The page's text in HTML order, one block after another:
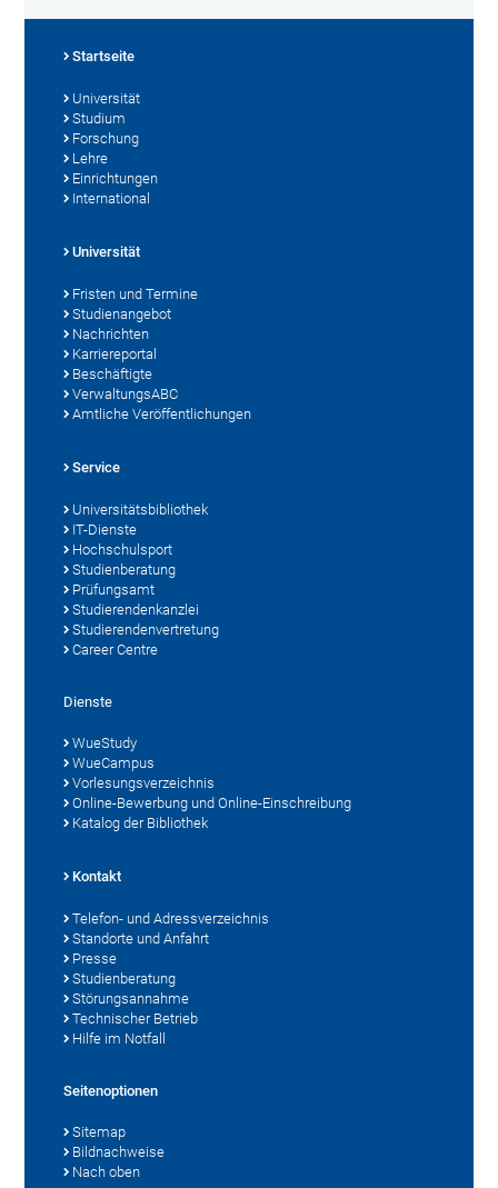
Startseite
Universität
Studium
Forschung
Lehre
Einrichtungen
International
Universität
Fristen und Termine
Studienangebot
Nachrichten
Karriereportal
Beschäftigte
VerwaltungsABC
Amtliche Veröffentlichungen
Service
Universitätsbibliothek
IT-Dienste
Hochschulsport
Studienberatung
Prüfungsamt
Studierendenkanzlei
Studierendenvertretung
Career Centre
Dienste
WueStudy
WueCampus
Vorlesungsverzeichnis
Online-Bewerbung und Online-Einschreibung
Katalog der Bibliothek
Kontakt
Telefon- und Adressverzeichnis
Standorte und Anfahrt
Presse
Studienberatung
Störungsannahme
Technischer Betrieb
Hilfe im Notfall
Seitenoptionen
Sitemap
Bildnachweise
Nach oben